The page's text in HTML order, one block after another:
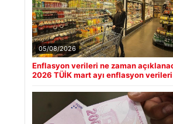
■700 Lira Alacağı İçin IBAN Verip
Oldu: Protez Bacaklı Temizlik
Zaferi ve Dramı
■Altın Piyasasında Güncel Gelişmeler
Fiyatlar – 14 Nisan 2026